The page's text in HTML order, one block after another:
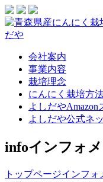
会社案内
事業内容
栽培理念
にんにく栽培方
よしだやAmazon
よしだや公式ネ
infoインフォ
トップページインフォ